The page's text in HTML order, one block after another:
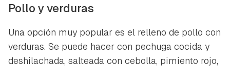
Pollo y verduras
Una opción muy popular es el relleno de pollo con
verduras. Se puede hacer con pechuga cocida y
deshilachada, salteada con cebolla, pimiento rojo,